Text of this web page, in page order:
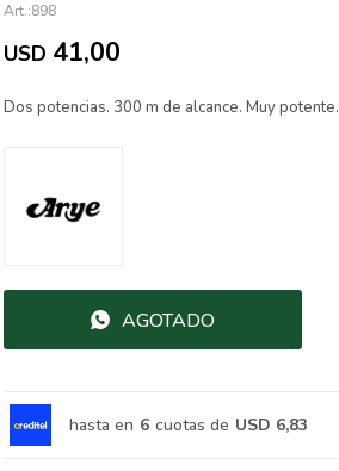
898
USD 41,00
Dos potencias. 300 m de alcance. Muy potente.
AGOTADO
hasta en 6 cuotas de USD 6,83